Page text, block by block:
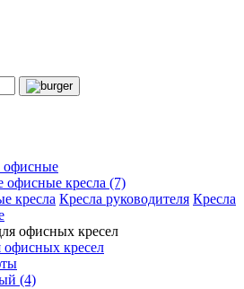
офисные
офисные кресла (7)
кресла Кресла руководителя Кресла
офисных кресел
(4)